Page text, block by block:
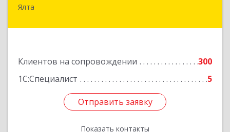
Ялта
Клиентов на сопровождении
300
1С:Специалист
5
Отправить заявку
Показать контакты
298603, Крым Респ, Ялта г, Свердлова ул, дом №
Отправить заявку
Назад